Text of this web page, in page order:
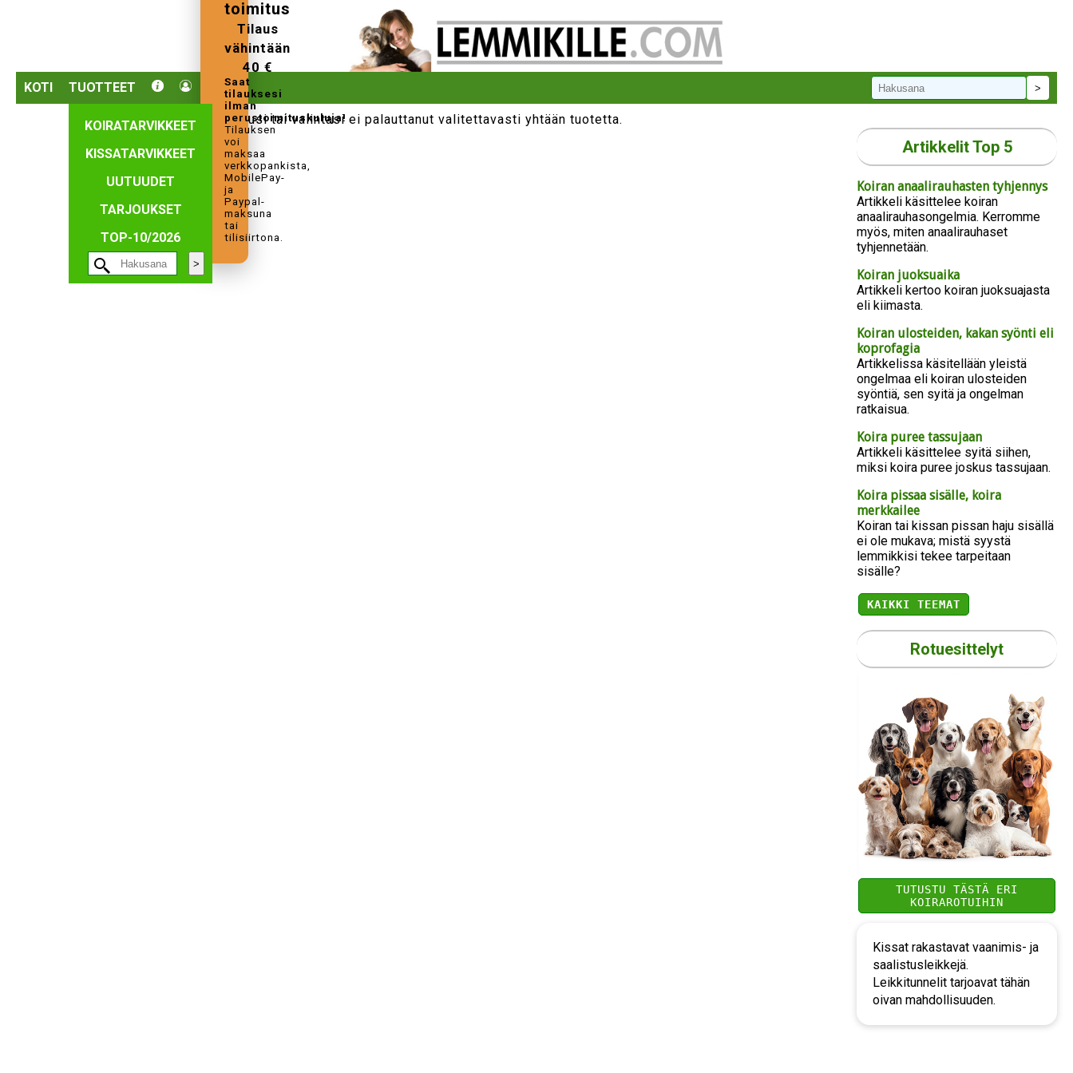
KOTI TUOTTEET
KOIRATARVIKKEET
KISSATARVIKKEET
UUTUUDET
TARJOUKSET
TOP-10/2026
toimitus
Tilaus
vähintään
40 €
Saat
tilauksesi
ilman
perustoimituskuluja!
Tilauksen
voi
maksaa
verkkopankista,
MobilePay-
ja
Paypal-
maksuna
tai
tilisiirtona.
Hakusi tai valintasi ei palauttanut valitettavasti yhtään tuotetta.
Artikkelit Top 5
Koiran anaalirauhasten tyhjennys
Artikkeli käsittelee koiran
anaalirauhasongelmia. Kerromme
myös, miten anaalirauhaset
tyhjennetään.
Koiran juoksuaika
Artikkeli kertoo koiran juoksuajasta
eli kiimasta.
Koiran ulosteiden, kakan syönti eli
koprofagia
Artikkelissa käsitellään yleistä
ongelmaa eli koiran ulosteiden
syöntiä, sen syitä ja ongelman
ratkaisua.
Koira puree tassujaan
Artikkeli käsittelee syitä siihen,
miksi koira puree joskus tassujaan.
Koira pissaa sisälle, koira
merkkailee
Koiran tai kissan pissan haju sisällä
ei ole mukava; mistä syystä
lemmikkisi tekee tarpeitaan
sisälle?
KAIKKI TEEMAT
Rotuesittelyt
TUTUSTU TÄSTÄ ERI
KOIRAROTUIHIN
Kissat rakastavat vaanimis- ja
saalistusleikkejä.
Leikkitunnelit tarjoavat tähän
oivan mahdollisuuden.